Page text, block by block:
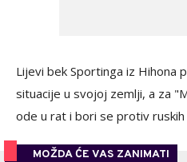
Lijevi bek Sportinga iz Hihona
situacije u svojoj zemlji, a za
ode u rat i bori se protiv ruskih
MOŽDA ĆE VAS ZANIMATI